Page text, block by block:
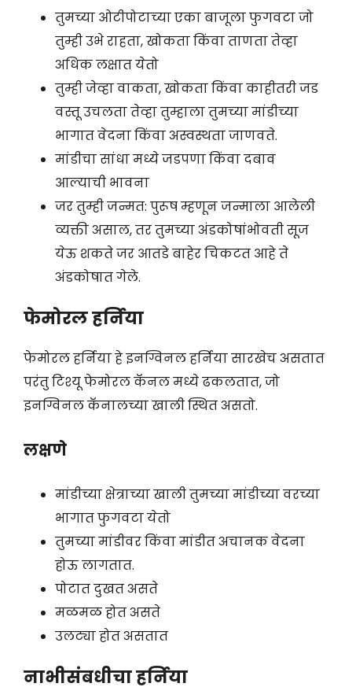
तुमच्या ओटीपोटाच्या एका बाजूला फुगवटा जो
तुम्ही उभे राहता, खोकता किंवा ताणता तेव्हा
अधिक लक्षात येतो
तुम्ही जेव्हा वाकता, खोकता किंवा काहीतरी जड
वस्तू उचलता तेव्हा तुम्हाला तुमच्या मांडीच्या
भागात वेदना किंवा अस्वस्थता जाणवते.
मांडीचा सांधा मध्ये जडपणा किंवा दबाव
आल्याची भावना
जर तुम्ही जन्मत: पुरूष म्हणून जन्माला आलेली
व्यक्ती असाल, तर तुमच्या अंडकोषांभोवती सूज
येऊ शकते जर आतडे बाहेर चिकटत आहे ते
अंडकोषात गेले.
फेमोरल हर्निया
फेमोरल हर्निया हे इनग्विनल हर्निया सारखेच असतात
परंतु टिश्यू फेमोरल कॅनल मध्ये ढकलतात, जो
इनग्विनल कॅनालच्या खाली स्थित असतो.
लक्षणे
मांडीच्या क्षेत्राच्या खाली तुमच्या मांडीच्या वरच्या
भागात फुगवटा येतो
तुमच्या मांडीवर किंवा मांडीत अचानक वेदना
होऊ लागतात.
पोटात दुखत असते
मळमळ होत असते
उलट्या होत असतात
नाभीसंबधीचा हर्निया